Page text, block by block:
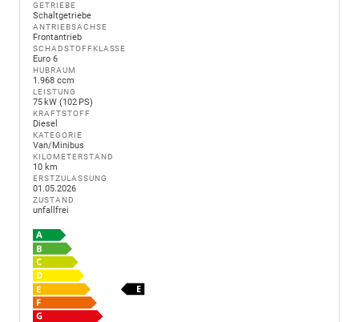
GETRIEBE
Schaltgetriebe
ANTRIEBSACHSE
Frontantrieb
SCHADSTOFFKLASSE
Euro 6
HUBRAUM
1.968 ccm
LEISTUNG
75 kW (102 PS)
KRAFTSTOFF
Diesel
KATEGORIE
Van/Minibus
KILOMETERSTAND
10 km
ERSTZULASSUNG
01.05.2026
ZUSTAND
unfallfrei